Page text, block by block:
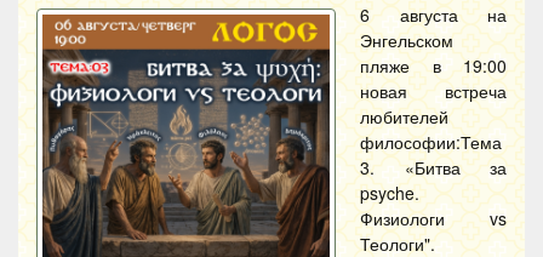
6 августа на
Энгельском
пляже в 19:00
новая встреча
любителей
философии:Тема
3. «Битва за
psyche.
Физиологи vs
Теологи".